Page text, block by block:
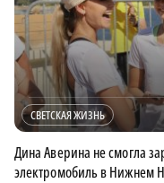
СВЕТСКАЯ ЖИЗНЬ
Дина Аверина не смогла
электромобиль в Нижнем